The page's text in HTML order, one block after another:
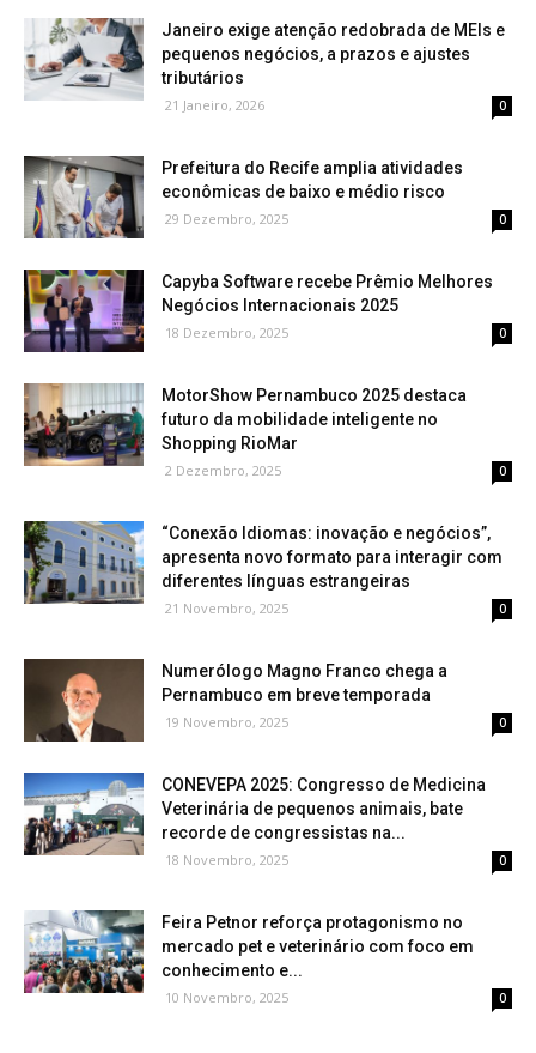
Janeiro exige atenção redobrada de MEIs e
pequenos negócios, a prazos e ajustes
tributários
21 Janeiro, 2026 0
Prefeitura do Recife amplia atividades
econômicas de baixo e médio risco
29 Dezembro, 2025 0
Capyba Software recebe Prêmio Melhores
Negócios Internacionais 2025
18 Dezembro, 2025 0
MotorShow Pernambuco 2025 destaca
futuro da mobilidade inteligente no
Shopping RioMar
2 Dezembro, 2025 0
“Conexão Idiomas: inovação e negócios”,
apresenta novo formato para interagir com
diferentes línguas estrangeiras
21 Novembro, 2025 0
Numerólogo Magno Franco chega a
Pernambuco em breve temporada
19 Novembro, 2025 0
CONEVEPA 2025: Congresso de Medicina
Veterinária de pequenos animais, bate
recorde de congressistas na...
18 Novembro, 2025 0
Feira Petnor reforça protagonismo no
mercado pet e veterinário com foco em
conhecimento e...
10 Novembro, 2025 0